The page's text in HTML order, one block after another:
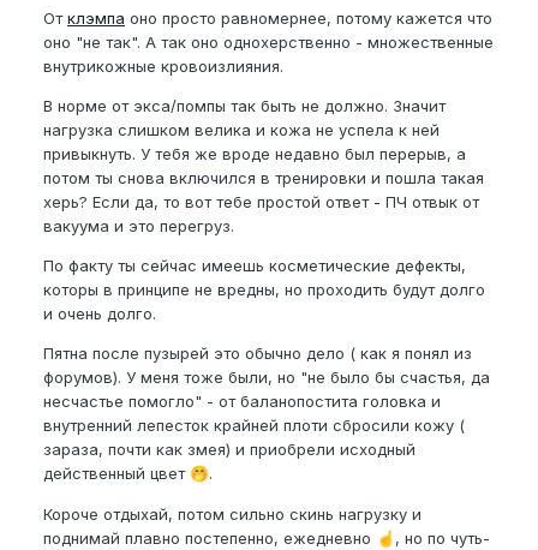
добавил прогрев ИК ковриком. Тянуться лучше
вроде бы стало. Экс использую от танкиро. Тяну
обычно не на максимально стянутых пружинах,
20 максимум. А там нагрузка около 1.5 кг
максимальная если не путаю, замерить нечем
Отклэмпа оно просто равномернее, потому кажется что
оно "не так". А так оно однохерственно - множественные
внутрикожные кровоизлияния.
В норме от экса/помпы так быть не должно. Значит
нагрузка слишком велика и кожа не успела к ней
привыкнуть. У тебя же вроде недавно был перерыв, а
потом ты снова включился в тренировки и пошла такая
херь? Если да, то вот тебе простой ответ - ПЧ отвык от
вакуума и это перегруз.
По факту ты сейчас имеешь косметические дефекты,
которы в принципе не вредны, но проходить будут долго
и очень долго.
Пятна после пузырей это обычно дело ( как я понял из
форумов). У меня тоже были, но "не было бы счастья, да
несчастье помогло" - от баланопостита головка и
внутренний лепесток крайней плоти сбросили кожу (
зараза, почти как змея) и приобрели исходный
действенный цвет 🤭.
Короче отдыхай, потом сильно скинь нагрузку и
поднимай плавно постепенно, ежедневно ☝️ , но по чуть-